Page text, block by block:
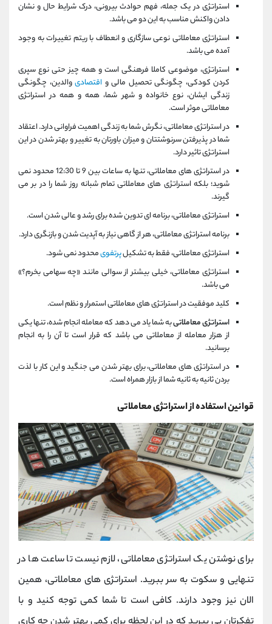
استراتژی در یک جمله، فهم حوادث بیرونی، درک شرایط حال و نشان
دادن واکنش مناسب به این دو می باشد.
استراتژی معاملاتی نوعی سازگاری و انعطاف با ریتم تغییرات به وجود
آمده می باشد.
استراتژی، موضوعی کاملا فرهنگی است و همه چیز حتی نوع سپری
کردن کودکی، چگونگی تحصیل مالی و اقتصادیوالدین، چگونگی
زندگی ایشان، نوع خانواده و شهر شما، همه و همه در استراتژی
معاملاتی موثر است.
در استراتژی معاملاتی، نگرش شما به زندگی اهمیت فراوانی دارد. اعتقاد
شما در پذیرفتن سرنوشتتان و میزان باورتان به تغییر و بهتر شدن در این
استراتژی تاثیر دارد.
در استراتژی های معاملاتی، تنها به ساعات بین 9 تا 12:30 محدود نمی
شوید؛ بلکه استراتژی های معاملاتی تمام شبانه روز شما را در بر می
گیرند.
استراتژی معاملاتی، برنامه ای تدوین شده برای رشد و عالی شدن است.
برنامه استراتژی معاملاتی، هر از گاهی نیاز به آپدیت شدن و بازنگری دارد.
استراتژی معاملاتی، فقط به تشکیلپرتفویمحدود نمی شود.
استراتژی معاملاتی، خیلی بیشتر از سوالی مانند «چه سهامی بخرم؟»
می باشد.
کلید موفقیت در استراتژی های معاملاتی استمرار و نظم است.
استراتژی معاملاتیبه شما یاد می دهد که معامله انجام شده، تنها یکی
از هزار معامله از معاملاتی می باشد که قرار است تا آن را به انجام
برسانید.
در استراتژی های معاملاتی، برای بهتر شدن می جنگید و این کار با لذت
بردن ثانیه به ثانیه شما از بازار همراه است.
قوانین استفاده از استراتژی معاملاتی
برای نوشتن یک استراتژی معاملاتی، لازم نیست تا ساعت ها در
تنهایی و سکوت به سر ببرید. استراتژی های معاملاتی، همین
الان نیز وجود دارند. کافی است تا شما کمی توجه کنید و با